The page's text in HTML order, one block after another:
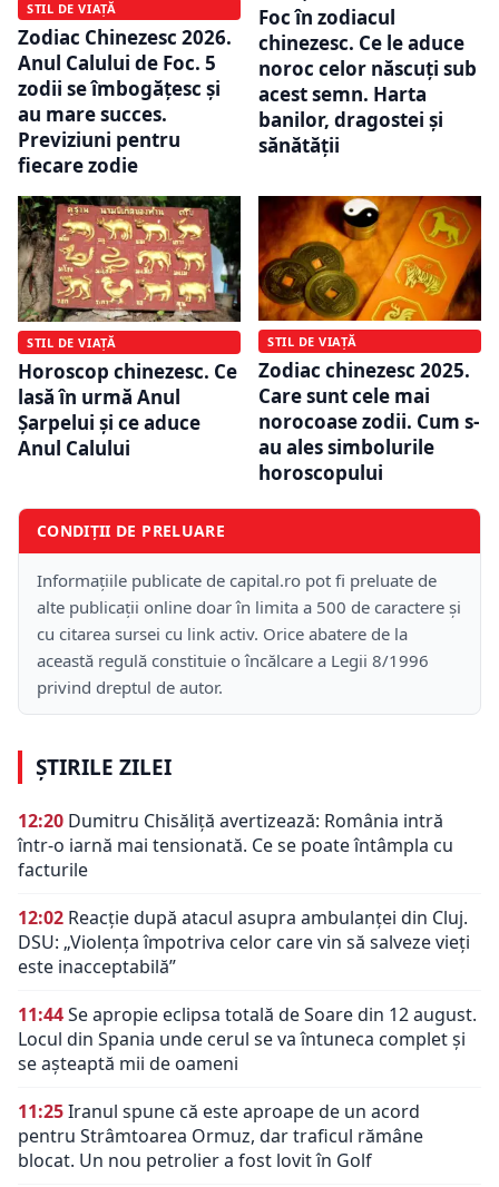
STIL DE VIAȚĂ
Zodiac Chinezesc 2026.
Anul Calului de Foc. 5
zodii se îmbogățesc și
au mare succes.
Previziuni pentru
fiecare zodie
Foc în zodiacul
chinezesc. Ce le aduce
noroc celor născuți sub
acest semn. Harta
banilor, dragostei și
sănătății
STIL DE VIAȚĂ
Horoscop chinezesc. Ce
lasă în urmă Anul
Șarpelui și ce aduce
Anul Calului
STIL DE VIAȚĂ
Zodiac chinezesc 2025.
Care sunt cele mai
norocoase zodii. Cum s-
au ales simbolurile
horoscopului
CONDIȚII DE PRELUARE
Informațiile publicate de capital.ro pot fi preluate de
alte publicații online doar în limita a 500 de caractere și
cu citarea sursei cu link activ. Orice abatere de la
această regulă constituie o încălcare a Legii 8/1996
privind dreptul de autor.
ȘTIRILE ZILEI
12:20 Dumitru Chisăliță avertizează: România intră
într-o iarnă mai tensionată. Ce se poate întâmpla cu
facturile
12:02 Reacție după atacul asupra ambulanței din Cluj.
DSU: „Violența împotriva celor care vin să salveze vieți
este inacceptabilă”
11:44Se apropie eclipsa totală de Soare din 12 august.
Locul din Spania unde cerul se va întuneca complet și
se așteaptă mii de oameni
11:25Iranul spune că este aproape de un acord
pentru Strâmtoarea Ormuz, dar traficul rămâne
blocat. Un nou petrolier a fost lovit în Golf